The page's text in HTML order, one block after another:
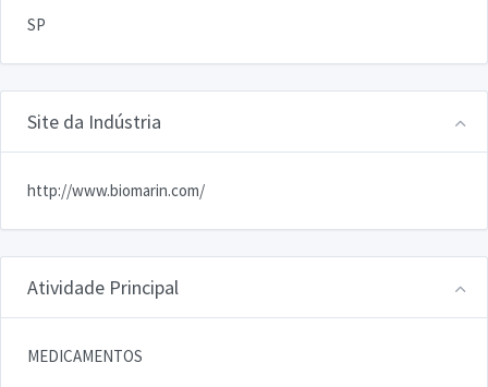
SP
Site da Indústria
http://www.biomarin.com/
Atividade Principal
MEDICAMENTOS